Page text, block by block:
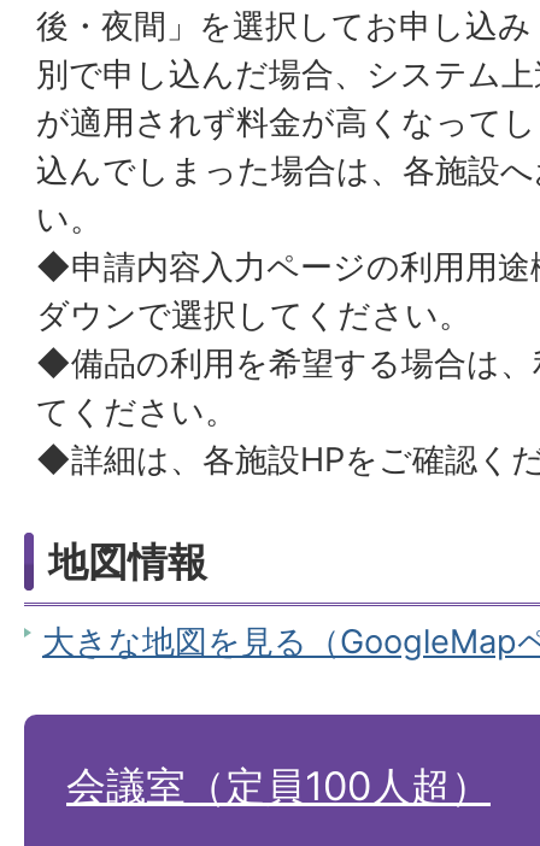
後・夜間」を選択してお申し込
別で申し込んだ場合、システム
が適用されず料金が高くなって
込んでしまった場合は、各施設
い。
◆申請内容入力ページの利用用
ダウンで選択してください。
◆備品の利用を希望する場合は
てください。
◆詳細は、各施設HPをご確認く
地図情報
大きな地図を見る（GoogleMap
会議室（定員100人超）